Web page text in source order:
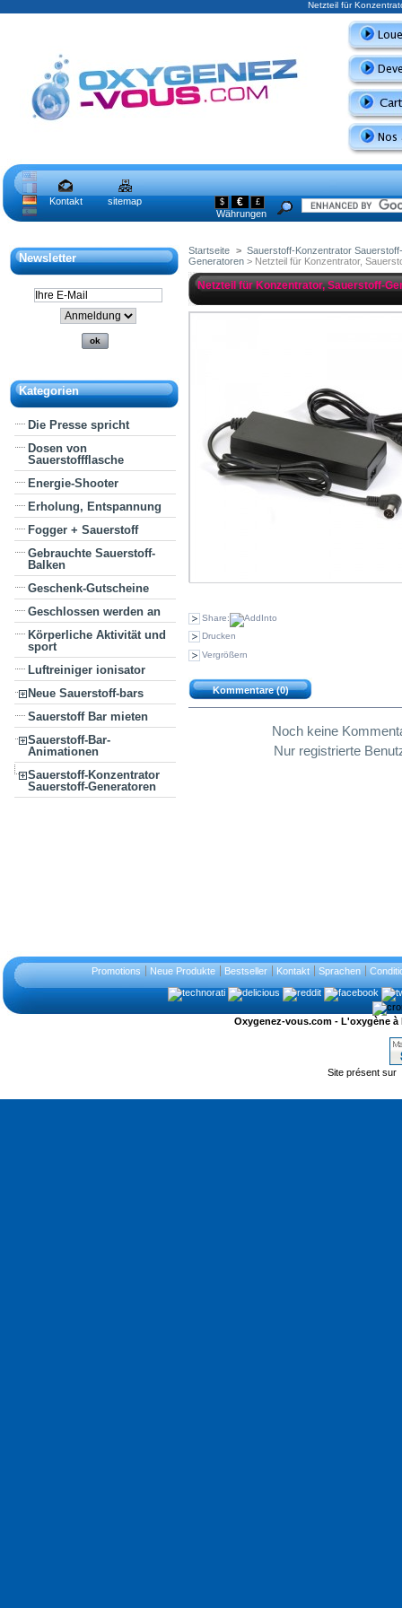
Netzteil für
Kontakt sitemap $ € £
Währungen
Newsletter
Kategorien
Die Presse spricht
Dosen von
Sauerstoffflasche
Energie-Shooter
Erholung, Entspannung
Fogger + Sauerstoff
Gebrauchte Sauerstoff-
Balken
Geschenk-Gutscheine
Geschlossen werden an
Körperliche Aktivität und
sport
Luftreiniger ionisator
Neue Sauerstoff-bars
Sauerstoff Bar mieten
Sauerstoff-Bar-
Animationen
Sauerstoff-Konzentrator
Sauerstoff-Generatoren
Startseite > Sauerstoff-Konzentrator
Generatoren > Netzteil für Konzentrator,
Netzteil für Konzentrator, Sauerstoff-
Share:
Drucken
Vergrößern
Kommentare (0)
Noch keine
Nur registrierte
Promotions Neue Produkte Bestseller Kontakt Sprachen
Oxygenez-vous.com - L'oxygène
Site présent sur